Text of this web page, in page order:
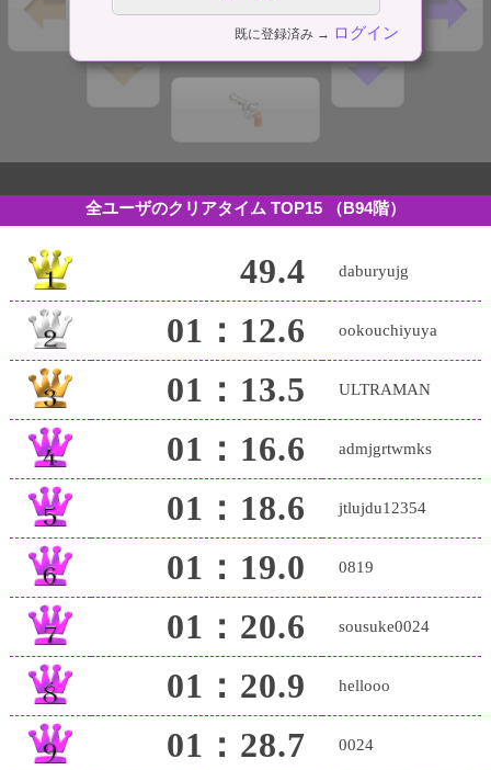
既に登録済み → ログイン
全ユーザのクリアタイム TOP15 （B94階）
49.4 daburyujg
01：12.6 ookouchiyuya
01：13.5 ULTRAMAN
01：16.6 admjgrtwmks
01：18.6 jtlujdu12354
01：19.0 0819
01：20.6 sousuke0024
01：20.9 hellooo
01：28.7 0024